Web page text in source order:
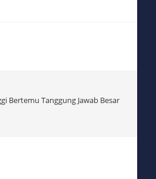
Bertemu Tanggung Jawab Besar